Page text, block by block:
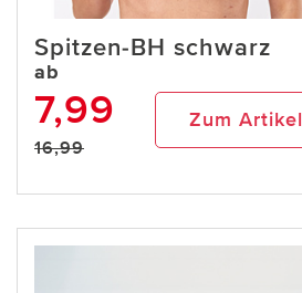
Spitzen-BH schwarz
ab
7,99
16,99
Zum Artikel